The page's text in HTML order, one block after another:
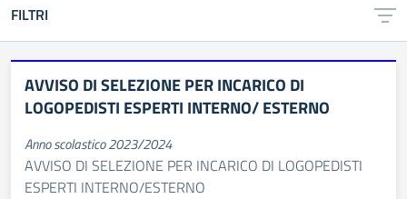
FILTRI
AVVISO DI SELEZIONE PER INCARICO DI
LOGOPEDISTI ESPERTI INTERNO/ ESTERNO
Anno scolastico 2023/2024
AVVISO DI SELEZIONE PER INCARICO DI LOGOPEDISTI
ESPERTI INTERNO/ESTERNO